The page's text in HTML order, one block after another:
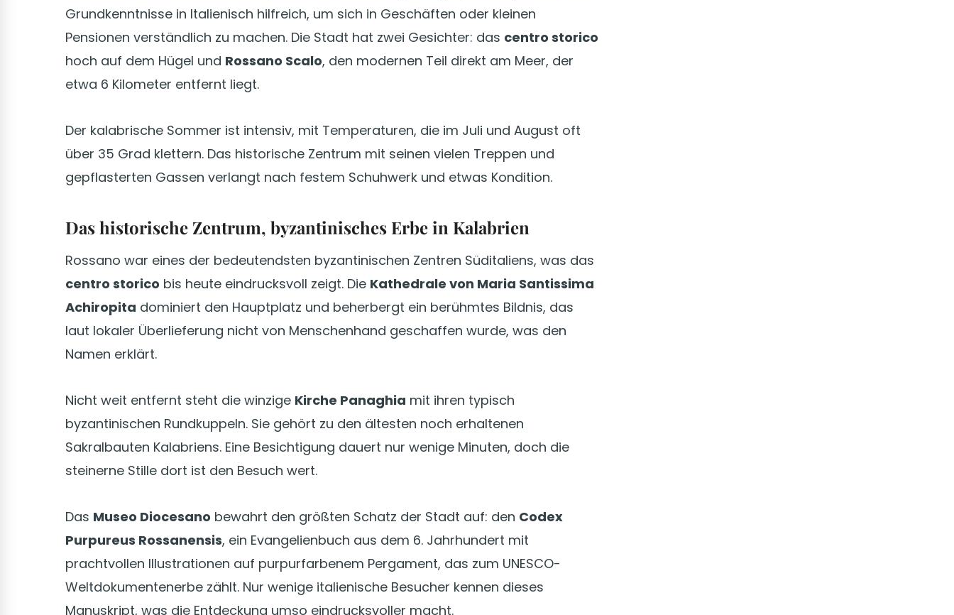
Grundkenntnisse in Italienisch hilfreich, um sich in Geschäften oder kleinen
Pensionen verständlich zu machen. Die Stadt hat zwei Gesichter: das centro storico
hoch auf dem Hügel und Rossano Scalo, den modernen Teil direkt am Meer, der
etwa 6 Kilometer entfernt liegt.
Der kalabrische Sommer ist intensiv, mit Temperaturen, die im Juli und August oft
über 35 Grad klettern. Das historische Zentrum mit seinen vielen Treppen und
gepflasterten Gassen verlangt nach festem Schuhwerk und etwas Kondition.
Das historische Zentrum, byzantinisches Erbe in Kalabrien
Rossano war eines der bedeutendsten byzantinischen Zentren Süditaliens, was das
centro storico bis heute eindrucksvoll zeigt. Die Kathedrale von Maria Santissima
Achiropita dominiert den Hauptplatz und beherbergt ein berühmtes Bildnis, das
laut lokaler Überlieferung nicht von Menschenhand geschaffen wurde, was den
Namen erklärt.
Nicht weit entfernt steht die winzige Kirche Panaghia mit ihren typisch
byzantinischen Rundkuppeln. Sie gehört zu den ältesten noch erhaltenen
Sakralbauten Kalabriens. Eine Besichtigung dauert nur wenige Minuten, doch die
steinerne Stille dort ist den Besuch wert.
Das Museo Diocesano bewahrt den größten Schatz der Stadt auf: den Codex
Purpureus Rossanensis, ein Evangelienbuch aus dem 6. Jahrhundert mit
prachtvollen Illustrationen auf purpurfarbenem Pergament, das zum UNESCO-
Weltdokumentenerbe zählt. Nur wenige italienische Besucher kennen dieses
Manuskript, was die Entdeckung umso eindrucksvoller macht.